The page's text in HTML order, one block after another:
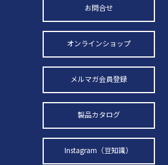
お問合せ
オンラインショップ
メルマガ会員登録
製品カタログ
Instagram（豆知識）